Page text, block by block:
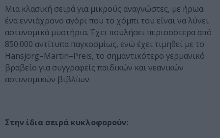
Μια κλασική σειρά για μικρούς αναγνώστες, με ήρωα
ένα εννιάχρονο αγόρι που το χόμπι του είναι να λύνει
αστυνομικά μυστήρια. Έχει πουλήσει περισσότερα από
850.000 αντίτυπα παγκοσμίως, ενώ έχει τιμηθεί με το
Hansjorg–Martin–Preis, το σημαντικότερο γερμανικό
βραβείο για συγγραφείς παιδικών και νεανικών
αστυνομικών βιβλίων.
Στην ίδια σειρά κυκλοφορούν: